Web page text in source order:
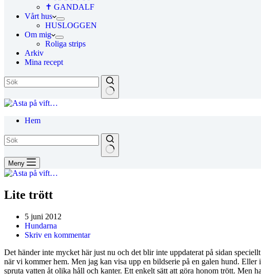
✝ GANDALF
Vårt hus
HUSLOGGEN
Om mig
Roliga strips
Arkiv
Mina recept
Hem
Meny
Lite trött
5 juni 2012
Hundarna
Skriv en kommentar
Det händer inte mycket här just nu och det blir inte uppdaterat på sidan
när vi kommer hem. Men jag kan visa upp en bildserie på en galen hund.
spruta vatten åt olika håll och kanter. Ett enkelt sätt att göra honom trött. Men